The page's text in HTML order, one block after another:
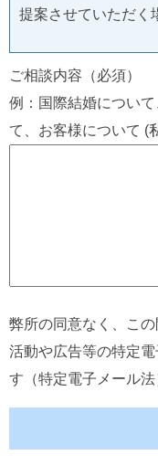
提案させていただく
ご相談内容（必須）
例：国際結婚につい
て、お客様について (
弊所の同意なく、こ
活動や広告等の特定
す（特定電子メール法